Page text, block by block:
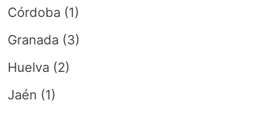
Córdoba (1)
Granada (3)
Huelva (2)
Jaén (1)